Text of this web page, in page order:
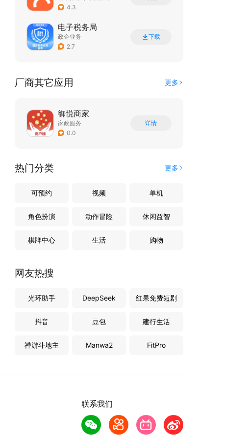
4.3
电子税务局
政企业务
2.7
下载
厂商其它应用 更多
御悦商家
家政服务
0.0
详情
热门分类 更多
可预约 视频 单机
角色扮演 动作冒险 休闲益智
棋牌中心 生活 购物
网友热搜
光环助手 DeepSeek 红果免费短剧
抖音 豆包 建行生活
禅游斗地主 Manwa2 FitPro
联系我们